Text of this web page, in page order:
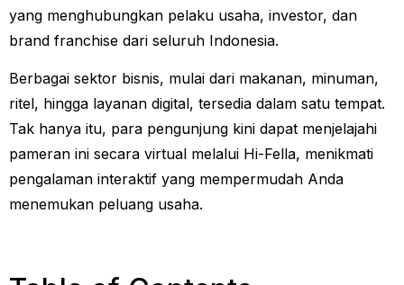
yang menghubungkan pelaku usaha, investor, dan
brand franchise dari seluruh Indonesia.
Berbagai sektor bisnis, mulai dari makanan, minuman,
ritel, hingga layanan digital, tersedia dalam satu tempat.
Tak hanya itu, para pengunjung kini dapat menjelajahi
pameran ini secara virtual melalui Hi-Fella, menikmati
pengalaman interaktif yang mempermudah Anda
menemukan peluang usaha.